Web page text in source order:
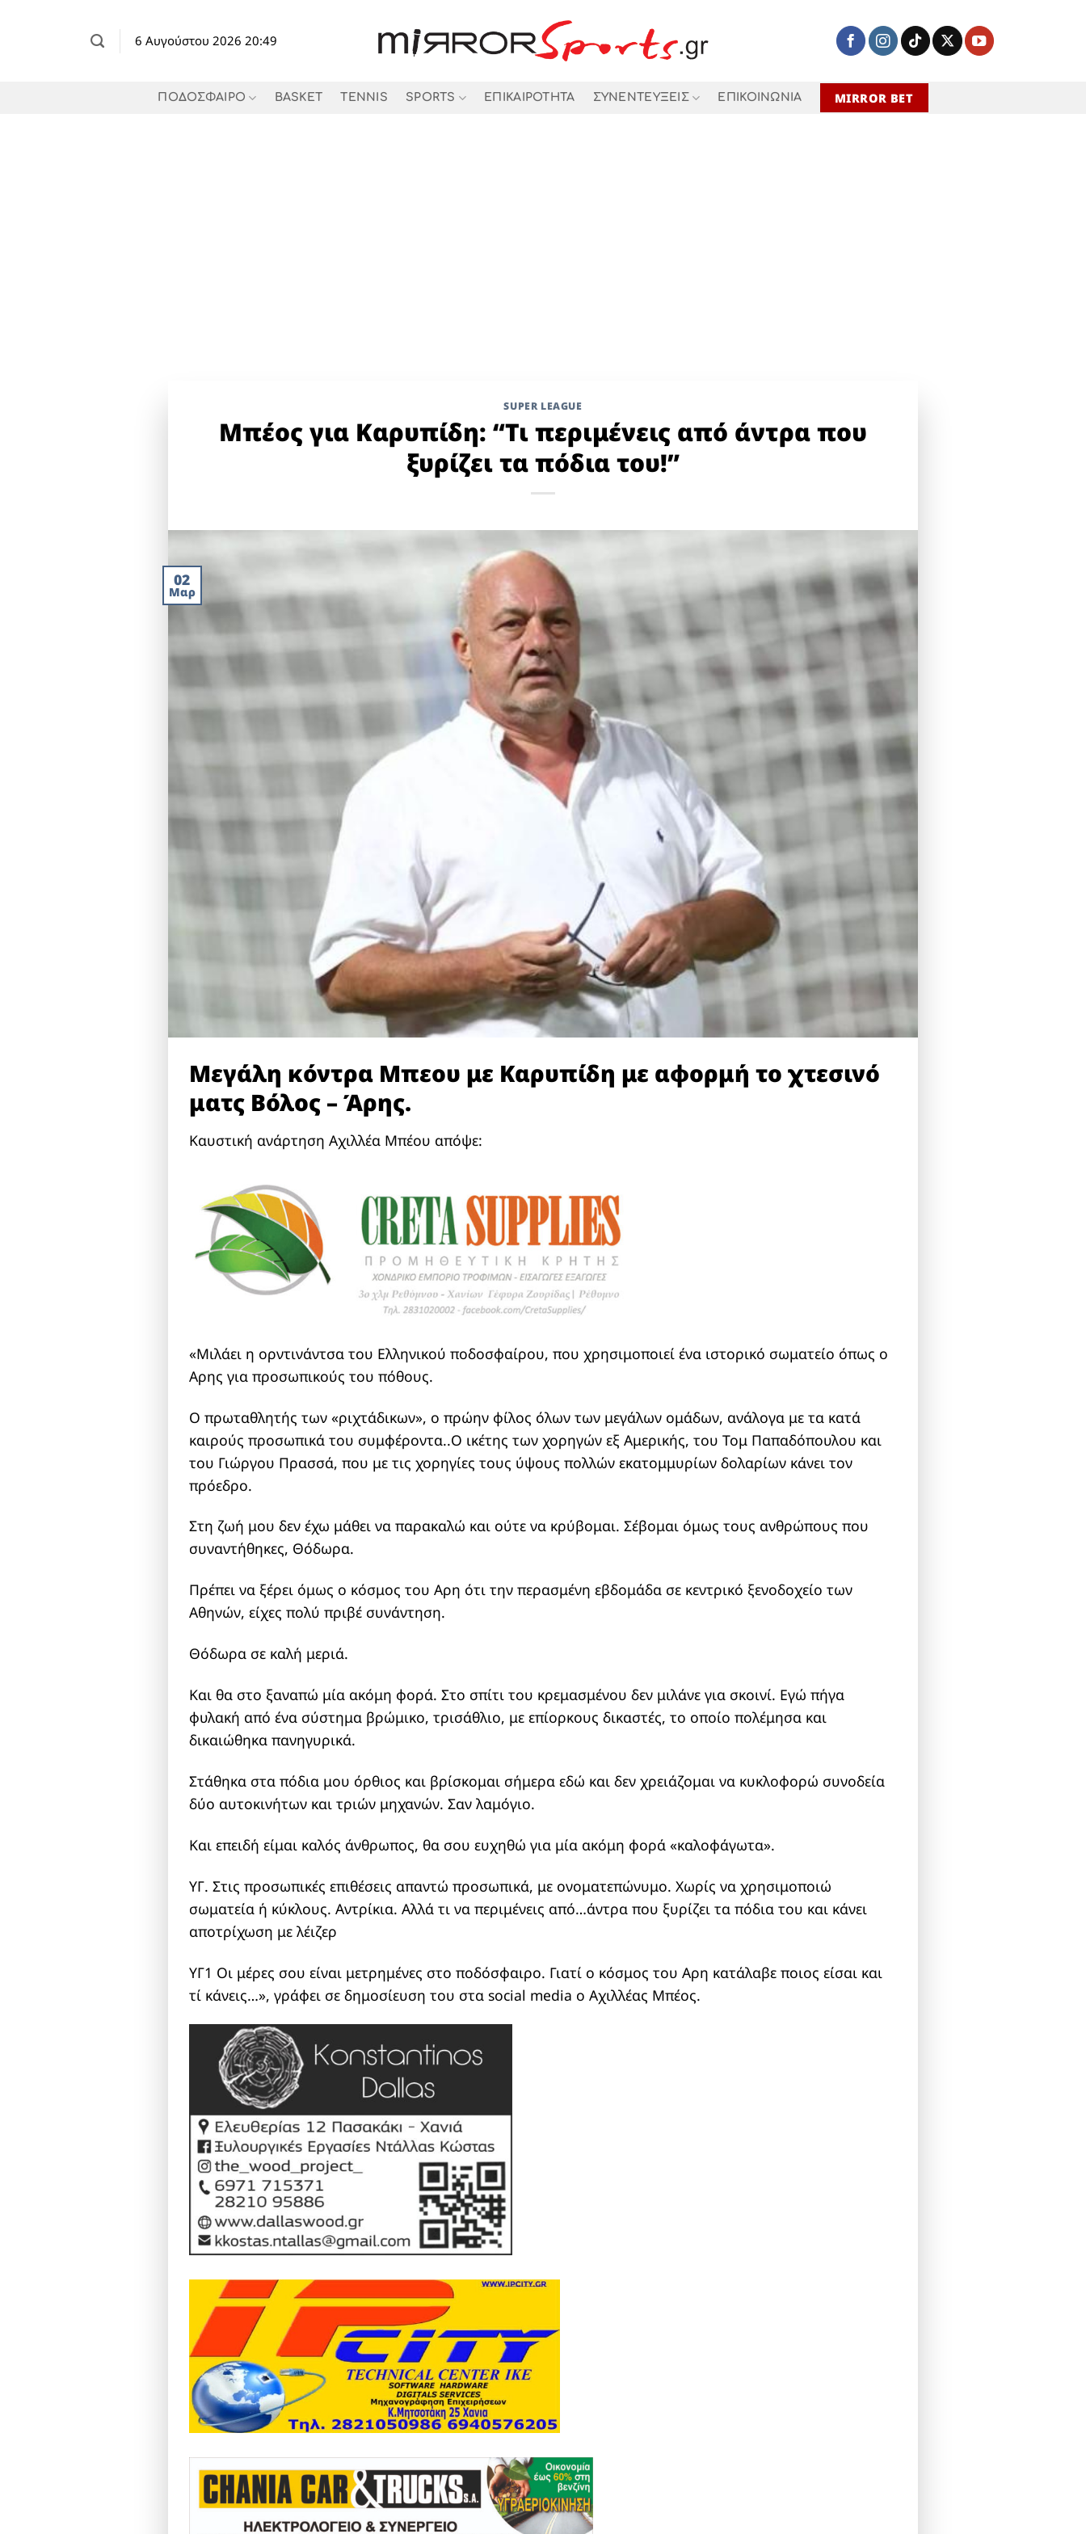
6 Αυγούστου 2026 20:49
ΠΟΔΟΣΦΑΙΡΟ BASKET TENNIS SPORTS ΕΠΙΚΑΙΡΟΤΗΤΑ ΣΥΝΕΝΤΕΥΞΕΙΣ ΕΠΙΚΟΙΝΩΝΙΑ MIRROR BET
SUPER LEAGUE
Μπέος για Καρυπίδη: “Τι περιμένεις από άντρα που
ξυρίζει τα πόδια του!”
02
Μαρ
Μεγάλη κόντρα Μπεου με Καρυπίδη με αφορμή το χτεσινό
ματς Βόλος – Άρης.
Καυστική ανάρτηση Αχιλλέα Μπέου απόψε:
«Μιλάει η ορντινάντσα του Ελληνικού ποδοσφαίρου, που χρησιμοποιεί ένα ιστορικό σωματείο όπως ο
Αρης για προσωπικούς του πόθους.
Ο πρωταθλητής των «ριχτάδικων», ο πρώην φίλος όλων των μεγάλων ομάδων, ανάλογα με τα κατά
καιρούς προσωπικά του συμφέροντα..Ο ικέτης των χορηγών εξ Αμερικής, του Τομ Παπαδόπουλου και
του Γιώργου Πρασσά, που με τις χορηγίες τους ύψους πολλών εκατομμυρίων δολαρίων κάνει τον
πρόεδρο.
Στη ζωή μου δεν έχω μάθει να παρακαλώ και ούτε να κρύβομαι. Σέβομαι όμως τους ανθρώπους που
συναντήθηκες, Θόδωρα.
Πρέπει να ξέρει όμως ο κόσμος του Αρη ότι την περασμένη εβδομάδα σε κεντρικό ξενοδοχείο των
Αθηνών, είχες πολύ πριβέ συνάντηση.
Θόδωρα σε καλή μεριά.
Και θα στο ξαναπώ μία ακόμη φορά. Στο σπίτι του κρεμασμένου δεν μιλάνε για σκοινί. Εγώ πήγα
φυλακή από ένα σύστημα βρώμικο, τρισάθλιο, με επίορκους δικαστές, το οποίο πολέμησα και
δικαιώθηκα πανηγυρικά.
Στάθηκα στα πόδια μου όρθιος και βρίσκομαι σήμερα εδώ και δεν χρειάζομαι να κυκλοφορώ συνοδεία
δύο αυτοκινήτων και τριών μηχανών. Σαν λαμόγιο.
Και επειδή είμαι καλός άνθρωπος, θα σου ευχηθώ για μία ακόμη φορά «καλοφάγωτα».
ΥΓ. Στις προσωπικές επιθέσεις απαντώ προσωπικά, με ονοματεπώνυμο. Χωρίς να χρησιμοποιώ
σωματεία ή κύκλους. Αντρίκια. Αλλά τι να περιμένεις από…άντρα που ξυρίζει τα πόδια του και κάνει
αποτρίχωση με λέιζερ
ΥΓ1 Οι μέρες σου είναι μετρημένες στο ποδόσφαιρο. Γιατί ο κόσμος του Αρη κατάλαβε ποιος είσαι και
τί κάνεις…», γράφει σε δημοσίευση του στα social media ο Αχιλλέας Μπέος.